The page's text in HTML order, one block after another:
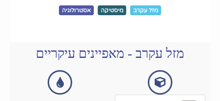
מזל עקרב מיסטיקה אסטרולוגיה
מזל עקרב - מאפיינים עיקריים